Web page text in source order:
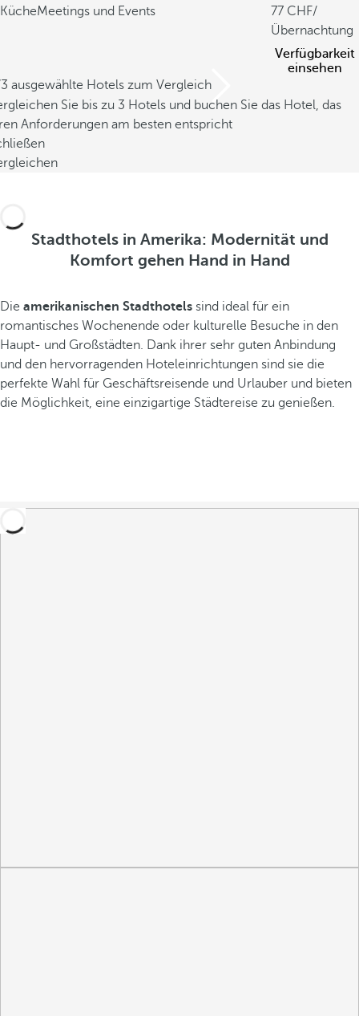
KücheMeetings und Events
77
/
Übernachtung
Verfügbarkeit
einsehen
ausgewählte Hotels zum Vergleich
Sie bis zu 3 Hotels und buchen Sie das Hotel, das
Anforderungen am besten entspricht
Stadthotels in Amerika: Modernität und
Komfort gehen Hand in Hand
Die amerikanischen Stadthotels sind ideal für ein
romantisches Wochenende oder kulturelle Besuche in den
Haupt- und Großstädten. Dank ihrer sehr guten Anbindung
und den hervorragenden Hoteleinrichtungen sind sie die
perfekte Wahl für Geschäftsreisende und Urlauber und bieten
die Möglichkeit, eine einzigartige Städtereise zu genießen.